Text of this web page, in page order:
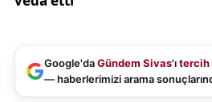
Google'daGündem Sivas'ıtercih
— haberlerimizi arama